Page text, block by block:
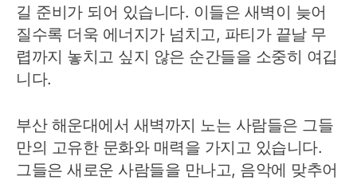
길 준비가 되어 있습니다. 이들은 새벽이 늦어
질수록 더욱 에너지가 넘치고, 파티가 끝날 무
렵까지 놓치고 싶지 않은 순간들을 소중히 여깁
니다.
부산 해운대에서 새벽까지 노는 사람들은 그들
만의 고유한 문화와 매력을 가지고 있습니다.
그들은 새로운 사람들을 만나고, 음악에 맞추어